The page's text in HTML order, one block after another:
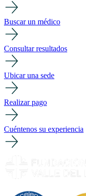
Buscar un médico
Consultar resultados
Ubicar una sede
Realizar pago
Cuéntenos su experiencia